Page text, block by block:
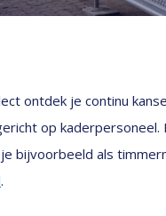
ontdek je continu
op kaderpersoneel.
bijvoorbeeld als
.